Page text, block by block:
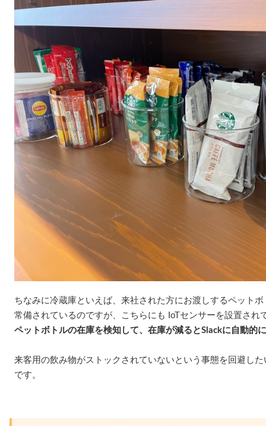
ちなみに冷蔵庫といえば、来社された方にお渡しするペット
常備されているのですが、こちらにも IoTセンサーを設置され
ペットボトルの在庫を検知して、在庫が減るとSlackに自動的
来客用の飲み物がストックされていないという事態を回避し
です。